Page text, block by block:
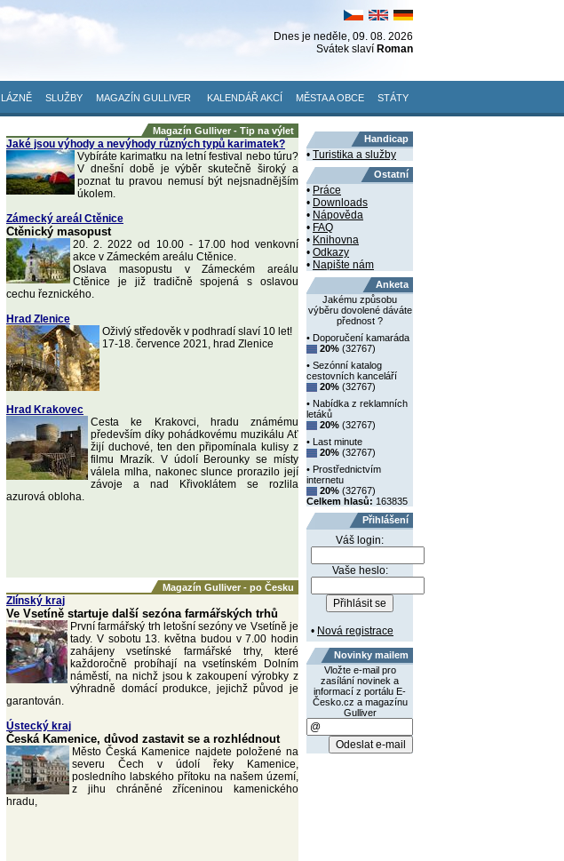
Dnes je neděle, 09. 08. 2026
Svátek slaví Roman
LÁZNĚ SLUŽBY MAGAZÍN GULLIVER KALENDÁŘ AKCÍ MĚSTA A OBCE STÁTY
Magazín Gulliver - Tip na výlet
Jaké jsou výhody a nevýhody různých typů karimatek?
Vybíráte karimatku na letní festival nebo túru?
V dnešní době je výběr skutečně široký a
poznat tu pravou nemusí být nejsnadnějším
úkolem.
Zámecký areál Ctěnice
Ctěnický masopust
20. 2. 2022 od 10.00 - 17.00 hod venkovní
akce v Zámeckém areálu Ctěnice.
Oslava masopustu v Zámeckém areálu
Ctěnice je již tradičně spojená s oslavou
cechu řeznického.
Hrad Zlenice
Oživlý středověk v podhradí slaví 10 let!
17-18. července 2021, hrad Zlenice
Hrad Krakovec
Cesta ke Krakovci, hradu známému
především díky pohádkovému muzikálu Ať
žijí duchové, ten den připomínala kulisy z
filmu Mrazík. V údolí Berounky se místy
válela mlha, nakonec slunce prorazilo její
závoje a nad Křivoklátem se rozlila
azurová obloha.
Magazín Gulliver - po Česku
Zlínský kraj
Ve Vsetíně startuje další sezóna farmářských trhů
První farmářský trh letošní sezóny ve Vsetíně je
tady. V sobotu 13. května budou v 7.00 hodin
zahájeny vsetínské farmářské trhy, které
každoročně probíhají na vsetínském Dolním
náměstí, na nichž jsou k zakoupení výrobky z
výhradně domácí produkce, jejichž původ je
garantován.
Ústecký kraj
Česká Kamenice, důvod zastavit se a rozhlédnout
Město Česká Kamenice najdete položené na
severu Čech v údolí řeky Kamenice,
posledního labského přítoku na našem území,
z jihu chráněné zříceninou kamenického
hradu,
Handicap
• Turistika a služby
Ostatní
• Práce
• Downloads
• Nápověda
• FAQ
• Knihovna
• Odkazy
• Napište nám
Anketa
Jakému způsobu
výběru dovolené dáváte
přednost ?
• Doporučení kamaráda
20% (32767)
• Sezónní katalog
cestovních kanceláří
20% (32767)
• Nabídka z reklamních
letáků
20% (32767)
• Last minute
20% (32767)
• Prostřednictvím
internetu
20% (32767)
Celkem hlasů: 163835
Přihlášení
Váš login:
Vaše heslo:
• Nová registrace
Novinky mailem
Vložte e-mail pro
zasílání novinek a
informací z portálu E-
Česko.cz a magazínu
Gulliver